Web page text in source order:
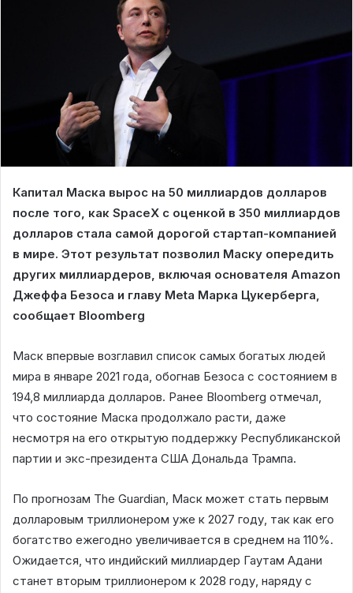
Капитал Маска вырос на 50 миллиардов долларов
после того, как SpaceX с оценкой в 350 миллиардов
долларов стала самой дорогой стартап-компанией
в мире. Этот результат позволил Маску опередить
других миллиардеров, включая основателя Amazon
Джеффа Безоса и главу Meta Марка Цукерберга,
сообщает Bloomberg
Маск впервые возглавил список самых богатых людей
мира в январе 2021 года, обогнав Безоса с состоянием в
194,8 миллиарда долларов. Ранее Bloomberg отмечал,
что состояние Маска продолжало расти, даже
несмотря на его открытую поддержку Республиканской
партии и экс-президента США Дональда Трампа.
По прогнозам The Guardian, Маск может стать первым
долларовым триллионером уже к 2027 году, так как его
богатство ежегодно увеличивается в среднем на 110%.
Ожидается, что индийский миллиардер Гаутам Адани
станет вторым триллионером к 2028 году, наряду с